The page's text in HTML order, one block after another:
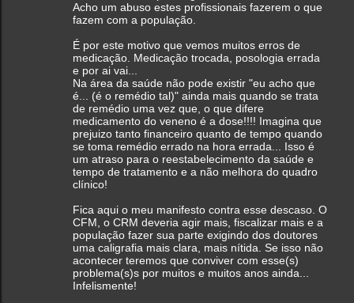
Acho um abuso estes profissionais fazerem o que
fazem com a população.
É por este motivo que vemos muitos erros de
medicação. Medicação trocada, posologia errada
e por ai vai...
Na área da saúde não pode existir "eu acho que
é... (é o remédio tal)" ainda mais quando se trata
de remédio uma vez que, o que difere
medicamento do veneno é a dose!!!! Imagina que
prejuizo tanto financeiro quanto de tempo quando
se toma remédio errado na hora errada... Isso é
um atraso para o reestabelecimento da saúde e
tempo de tratamento e a não melhora do quadro
clínico!
Fica aqui o meu manifesto contra esse descaso. O
CFM, o CRM deveria agir mais, fiscalizar mais e a
população fazer sua parte exigindo dos doutores
uma caligrafia mais clara, mais nítida. Se isso não
acontecer teremos que conviver com esse(s)
problema(s)s por muitos e muitos anos ainda...
Infelismente!